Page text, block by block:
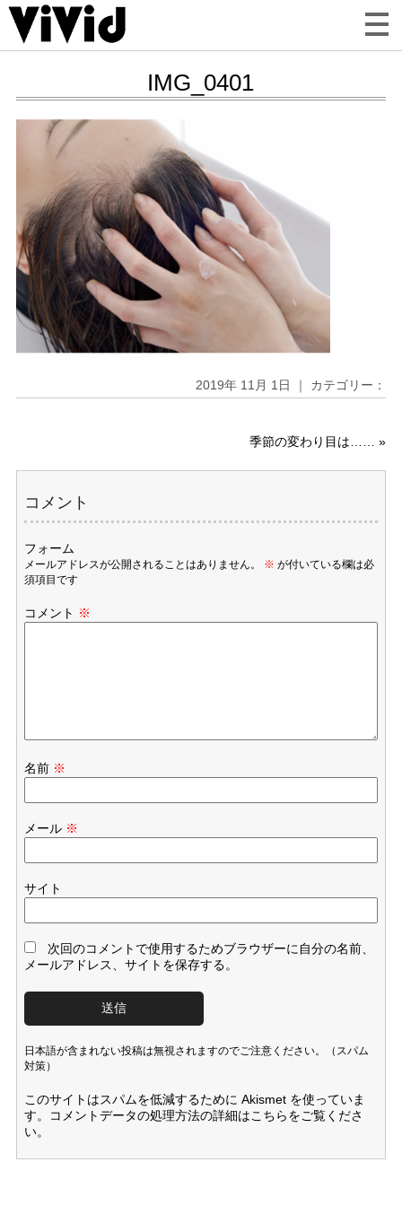
IMG_0401
2019年 11月 1日 ｜ カテゴリー：
季節の変わり目は…… »
コメント
フォーム
メールアドレスが公開されることはありません。 ※ が付いている欄は必
須項目です
コメント ※
名前 ※
メール ※
サイト
次回のコメントで使用するためブラウザーに自分の名前、
メールアドレス、サイトを保存する。
日本語が含まれない投稿は無視されますのでご注意ください。（スパム
対策）
このサイトはスパムを低減するために Akismet を使っていま
す。
コメントデータの処理方法の詳細はこちらをご覧くださ
い。